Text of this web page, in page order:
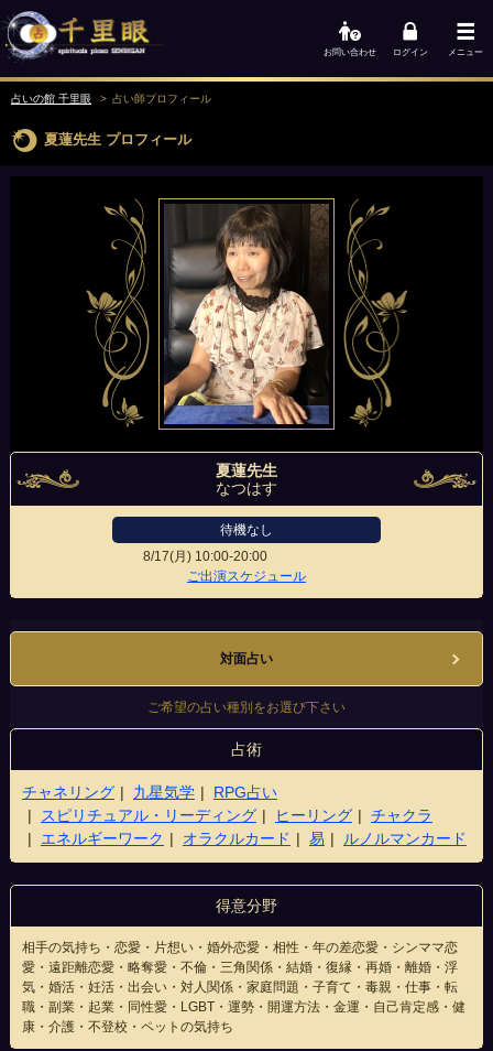
お問い合わせ ログイン メニュー
占いの館 千里眼 占い師プロフィール
夏蓮先生 プロフィール
夏蓮先生
なつはす
待機なし
8/17(月) 10:00-20:00
ご出演スケジュール
対面占い
ご希望の占い種別をお選び下さい
占術
チャネリング 九星気学
RPG占い
スピリチュアル・リーディング
ヒーリング
チャクラ
エネルギーワーク
オラクルカード 易 ルノルマンカード
得意分野
相手の気持ち・恋愛・片想い・婚外恋愛・相性・年の差恋愛・シンママ恋
愛・遠距離恋愛・略奪愛・不倫・三角関係・結婚・復縁・再婚・離婚・浮
気・婚活・妊活・出会い・対人関係・家庭問題・子育て・毒親・仕事・転
職・副業・起業・同性愛・LGBT・運勢・開運方法・金運・自己肯定感・健
康・介護・不登校・ペットの気持ち